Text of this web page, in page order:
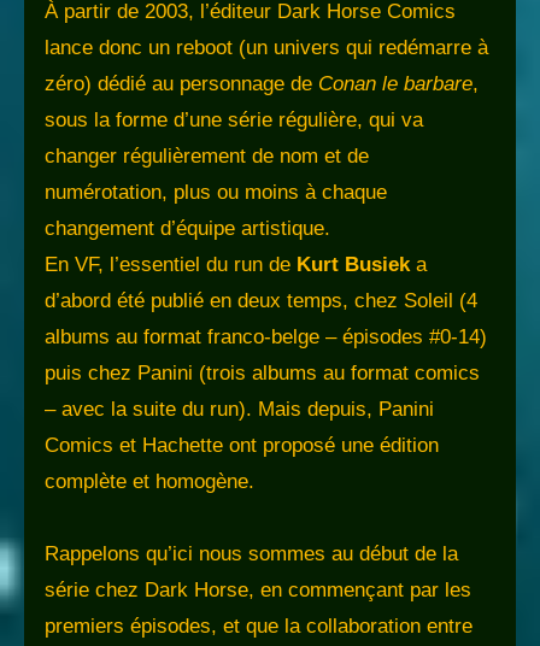
À partir de 2003, l’éditeur Dark Horse Comics
lance donc un reboot (un univers qui redémarre à
zéro) dédié au personnage de Conan le barbare,
sous la forme d’une série régulière, qui va
changer régulièrement de nom et de
numérotation, plus ou moins à chaque
changement d’équipe artistique.
En VF, l’essentiel du run de Kurt Busieka
d’abord été publié en deux temps, chez Soleil (4
albums au format franco-belge – épisodes #0-14)
puis chez Panini (trois albums au format comics
– avec la suite du run). Mais depuis, Panini
Comics et Hachette ont proposé une édition
complète et homogène.
Rappelons qu’ici nous sommes au début de la
série chez Dark Horse, en commençant par les
premiers épisodes, et que la collaboration entre